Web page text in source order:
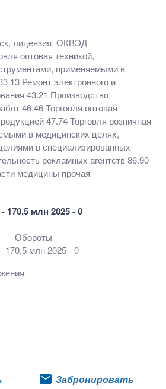
43.21 Производство
46.46 Торговля оптовая
47.74 Торговля
применяемыми в
ортопедическими изделиями в
магазинах 73.11 Деятельность
Деятельность в области
лицензия, ОКВЭД
оптовая техникой,
применяемыми в
Ремонт электронного и
43.21 Производство
46.46 Торговля оптовая
47.74 Торговля розничная
в медицинских целях,
в специализированных
рекламных агентств 86.90
медицины прочая
170,5 млн 2025 - 0
Обороты
170,5 млн 2025 - 0
Забронировать